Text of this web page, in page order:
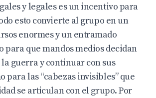
y legales es un incentivo para
esto convierte al grupo en un
enormes y un entramado
para que mandos medios decidan
guerra y continuar con sus
para las “cabezas invisibles” que
se articulan con el grupo. Por